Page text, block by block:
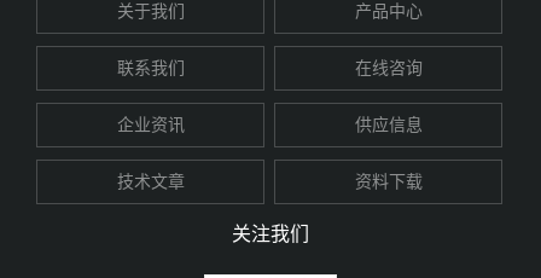
关于我们 产品中心
联系我们 在线咨询
企业资讯 供应信息
技术文章 资料下载
关注我们